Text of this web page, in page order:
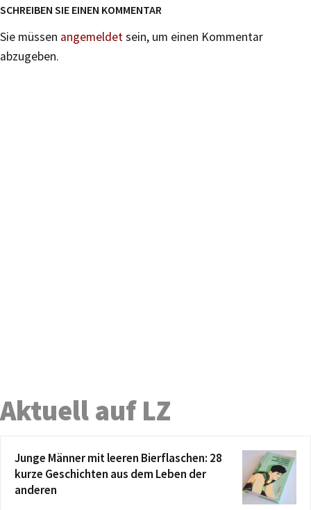
SCHREIBEN SIE EINEN KOMMENTAR
Sie müssen angemeldetsein, um einen Kommentar
abzugeben.
Aktuell auf LZ
Junge Männer mit leeren Bierflaschen: 28
kurze Geschichten aus dem Leben der
anderen